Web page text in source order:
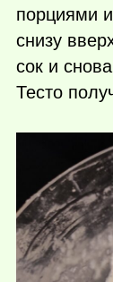
порциями
снизу
сок и
Тесто